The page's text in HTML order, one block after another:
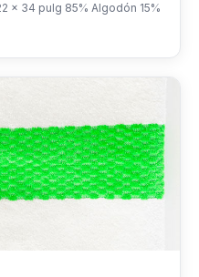
x 34 pulg 85% Algodón 15%